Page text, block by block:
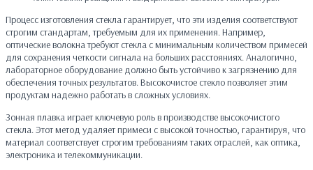
Процесс изготовления стекла гарантирует, что эти изделия соответствуют
строгим стандартам, требуемым для их применения. Например,
оптические волокна требуют стекла с минимальным количеством примесей
для сохранения четкости сигнала на больших расстояниях. Аналогично,
лабораторное оборудование должно быть устойчиво к загрязнению для
обеспечения точных результатов. Высокочистое стекло позволяет этим
продуктам надежно работать в сложных условиях.
Зонная плавка играет ключевую роль в производстве высокочистого
стекла. Этот метод удаляет примеси с высокой точностью, гарантируя, что
материал соответствует строгим требованиям таких отраслей, как оптика,
электроника и телекоммуникации.